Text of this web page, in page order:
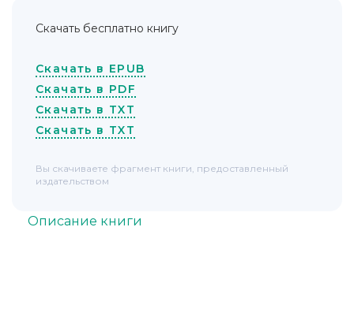
Описание книги
Скачать бесплатно книгу
Скачать в EPUB
Скачать в PDF
Скачать в TXT
Скачать в TXT
Вы скачиваете фрагмент книги, предоставленный
издательством